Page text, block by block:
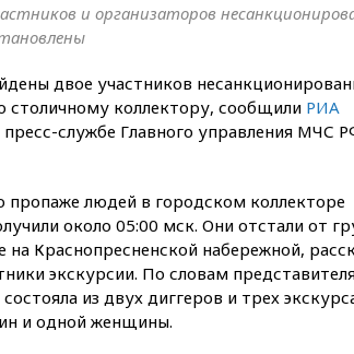
и организаторов
двое участников
столичному коллектору, сообщили РИА
пресс-службе Главного управления МЧС
пропаже людей в городском коллекторе
около 05:00 мск. Они отстали от
на Краснопресненской набережной,
экскурсии. По словам
из двух диггеров и трех
и одной женщины.